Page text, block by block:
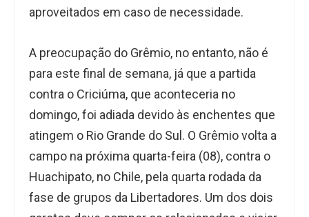
aproveitados em caso de necessidade.
A preocupação do Grêmio, no entanto, não é
para este final de semana, já que a partida
contra o Criciúma, que aconteceria no
domingo, foi adiada devido às enchentes que
atingem o Rio Grande do Sul. O Grêmio volta a
campo na próxima quarta-feira (08), contra o
Huachipato, no Chile, pela quarta rodada da
fase de grupos da Libertadores. Um dos dois